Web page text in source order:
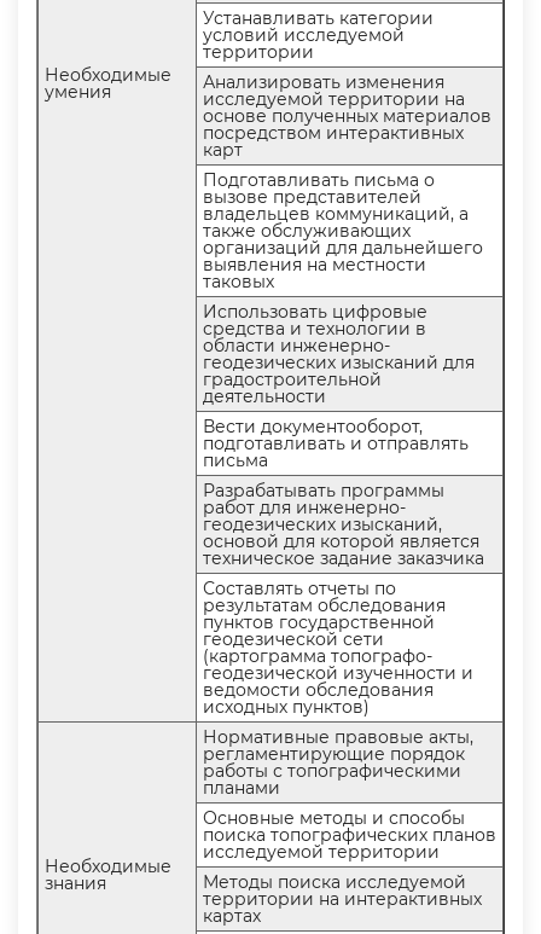
Необходимые
умения
Устанавливать категории
условий исследуемой
территории
Анализировать изменения
исследуемой территории на
основе полученных материало
посредством интерактивных
карт
Подготавливать письма о
ызове представителей
ладельцев коммуникаций, а
также обслуживающих
организаций для дальнейшего
ыявления на местности
таковых
Использовать цифровые
средства и технологии
области инженерно-
еодезических изысканий для
радостроительной
деятельности
ести документооборот,
подготавливать и отправлять
письма
Разрабатывать программы
работ для инженерно-
еодезических изысканий,
основой для которой является
техническое задание заказчика
Составлять отчеты по
результатам обследования
пунктов государственной
еодезической сети
(картограмма топографо-
еодезической изученности и
едомости обследования
исходных пунктов)
Необходимые
знания
Нормативные правовые акты,
регламентирующие порядок
работы с топографическими
планами
Основные методы и способы
поиска топографических плано
исследуемой территории
Методы поиска исследуемой
территории на интерактивных
картах